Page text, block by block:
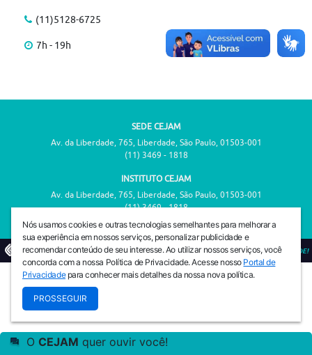
(11)5128-6725
7h - 19h
SEDE CEJAM
Av. da Liberdade, 765, Liberdade, São Paulo, 01503-001
(11) 3469 - 1818
INSTITUTO CEJAM
Av. da Liberdade, 765, Liberdade, São Paulo, 01503-001
(11) 3469 - 1818
© 2026 PREVENIR É VIVER COM QUALIDADE!
Nós usamos cookies e outras tecnologias semelhantes para melhorar a
sua experiência em nossos serviços, personalizar publicidade e
recomendar conteúdo de seu interesse. Ao utilizar nossos serviços, você
concorda com a nossa Política de Privacidade. Acesse nosso Portal de
Privacidadepara conhecer mais detalhes da nossa nova política.
PROSSEGUIR
O CEJAM quer ouvir você!